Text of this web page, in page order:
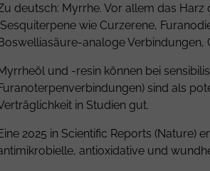
deutsch: Myrrhe. Vor allem das
wie Curzerene,
analoge Verbindungen,
und -resin können bei
sind als
in Studien gut.
2025 in Scientific Reports
antioxidative und